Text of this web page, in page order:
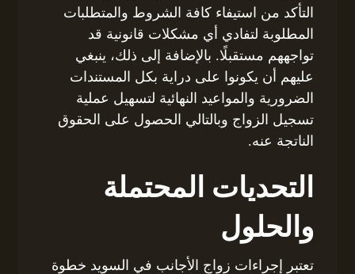
التأكد من استيفاء كافة الشروط والمتطلبات
المطلوبة لتفادي أي مشكلات قانونية قد
تواجههم مستقبلًا. بالإضافة إلى ذلك، ينبغي
عليهم أن يكونوا على دراية بكل المستندات
الضرورية والمواعيد النهائية لتسهيل عملية
تسجيل الزواج وبالتالي الحصول على الحقوق
الناتجة عنه.
التحديات المحتملة
والحلول
تعتبر إجراءات زواج الأجانب في السويد خطوة